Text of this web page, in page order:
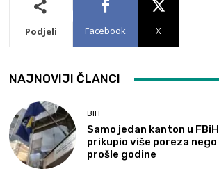
Podjeli Facebook X
NAJNOVIJI ČLANCI
BIH
Samo jedan kanton u FBiH
prikupio više poreza nego
prošle godine